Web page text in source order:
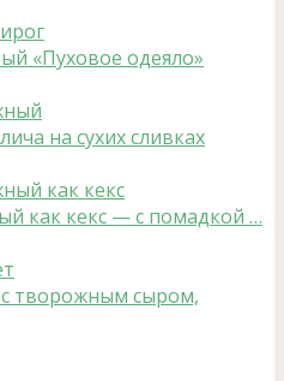
«Пуховое одеяло»
на сухих сливках
как кекс — с помадкой …
творожным сыром,